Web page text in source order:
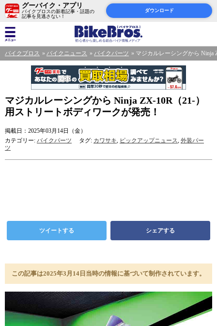
グーバイク・アプリ
バイクブロスの新着記事・話題の
記事を見逃さない！
ダウンロード
バイクブロス バイクニュース バイクパーツ マジカルレーシングから Ninja
マジカルレーシングから Ninja ZX-10R（21-）
用ストリートボディワークが発売！
掲載日：2025年03月14日（金）
カテゴリー: バイクパーツ タグ: カワサキ, ピックアップニュース, 外装パー
ツ
ツイートする シェアする
この記事は2025年3月14日当時の情報に基づいて制作されています。